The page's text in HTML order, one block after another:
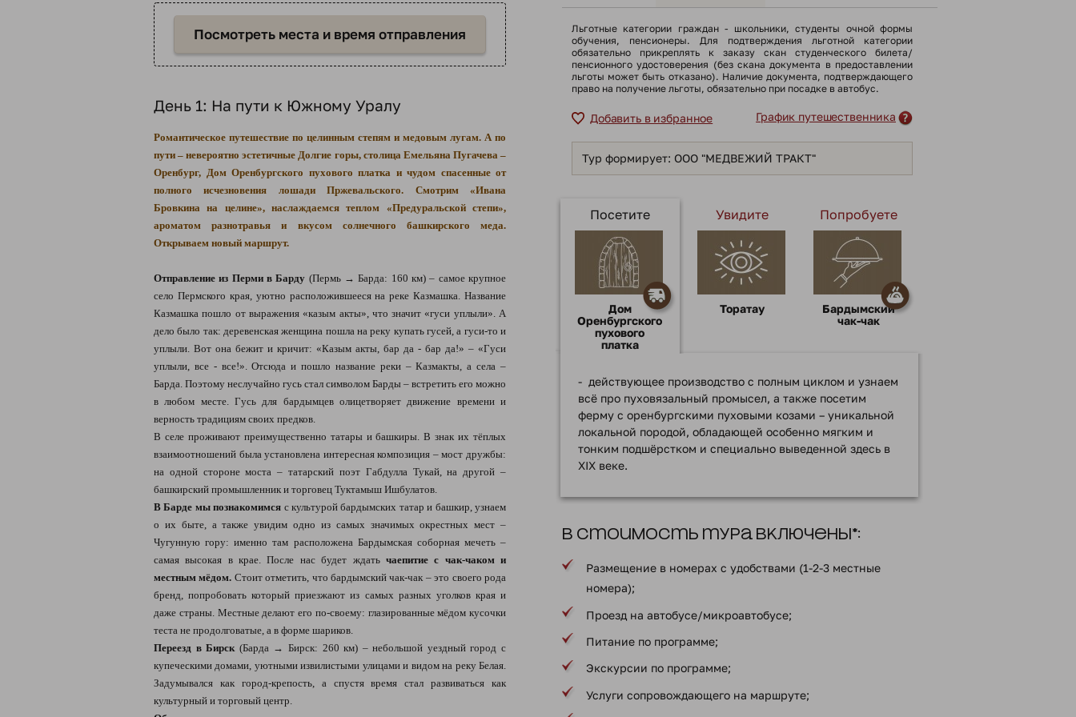
Посмотреть места и время отправления
День 1: На пути к Южному Уралу
Романтическое путешествие по целинным степям и медовым лугам. А по
пути – невероятно эстетичные Долгие горы, столица Емельяна Пугачева –
Оренбург, Дом Оренбургского пухового платка и чудом спасенные от
полного исчезновения лошади Пржевальского. Смотрим «Ивана
Бровкина на целине», наслаждаемся теплом «Предуральской степи»,
ароматом разнотравья и вкусом солнечного башкирского меда.
Открываем новый маршрут.
Отправление из Перми в Барду (Пермь → Барда: 160 км) – самое крупное
село Пермского края, уютно расположившееся на реке Казмашка. Название
Казмашка пошло от выражения «казым акты», что значит «гуси уплыли». А
дело было так: деревенская женщина пошла на реку купать гусей, а гуси-то и
уплыли. Вот она бежит и кричит: «Казым акты, бар да - бар да!» – «Гуси
уплыли, все - все!». Отсюда и пошло название реки – Казмакты, а села –
Барда. Поэтому неслучайно гусь стал символом Барды – встретить его можно
в любом месте. Гусь для бардымцев олицетворяет движение времени и
верность традициям своих предков.
В селе проживают преимущественно татары и башкиры. В знак их тёплых
взаимоотношений была установлена интересная композиция – мост дружбы:
на одной стороне моста – татарский поэт Габдулла Тукай, на другой –
башкирский промышленник и торговец Туктамыш Ишбулатов.
В Барде мы познакомимся с культурой бардымских татар и башкир, узнаем
о их быте, а также увидим одно из самых значимых окрестных мест –
Чугунную гору: именно там расположена Бардымская соборная мечеть –
самая высокая в крае. После нас будет ждать чаепитие с чак-чаком и
местным мёдом. Стоит отметить, что бардымский чак-чак – это своего рода
бренд, попробовать который приезжают из самых разных уголков края и
даже страны. Местные делают его по-своему: глазированные мёдом кусочки
теста не продолговатые, а в форме шариков.
Переезд в Бирск(Барда → Бирск: 260 км) – небольшой уездный город с
купеческими домами, уютными извилистыми улицами и видом на реку Белая.
Задумывался как город-крепость, а спустя время стал развиваться как
культурный и торговый центр.
Льготные категории граждан - школьники, cтуденты очной формы
обучения, пенсионеры. Для подтверждения льготной категории
обязательно прикреплять к заказу скан студенческого билета/
пенсионного удостоверения (без скана документа в предоставлении
льготы может быть отказано). Наличие документа, подтверждающего
право на получение льготы, обязательно при посадке в автобус.
Добавить в избранное График путешественника
Тур формирует: ООО "МЕДВЕЖИЙ ТРАКТ"
Посетите
Дом
Оренбургского
пухового
платка
Увидите
Торатау
Попробуете
Бардымский
чак-чак
- действующее производство с полным циклом и узнаем
всё про пуховязальный промысел, а также посетим
ферму с оренбургскими пуховыми козами – уникальной
локальной породой, обладающей особенно мягким и
тонким подшёрстком и специально выведенной здесь в
XIX веке.
В стоимость тура включены*:
Размещение в номерах с удобствами (1-2-3 местные
номера);
Проезд на автобусе/микроавтобусе;
Питание по программе;
Экскурсии по программе;
Услуги сопровождающего на маршруте;